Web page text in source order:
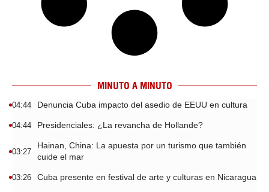
MINUTO A MINUTO
04:44 Denuncia Cuba impacto del asedio de EEUU en cultura
04:44 Presidenciales: ¿La revancha de Hollande?
03:27
Hainan, China: La apuesta por un turismo que también
cuide el mar
03:26 Cuba presente en festival de arte y culturas en Nicaragua